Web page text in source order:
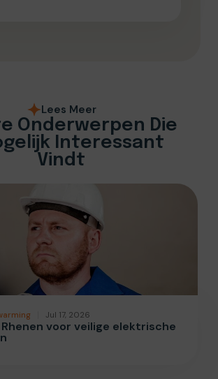
Lees Meer
Onderwerpen Die
Interessant
Vindt
Jul 17, 2026
voor veilige elektrische